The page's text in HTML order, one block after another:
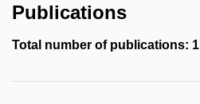
Publications
Total number of publications: 1